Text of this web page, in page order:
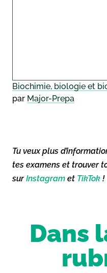
Biochimie, biologie et
par Major-Prepa
Tu veux plus
tes examens et trouver
surInstagram et TikTok !
Dans